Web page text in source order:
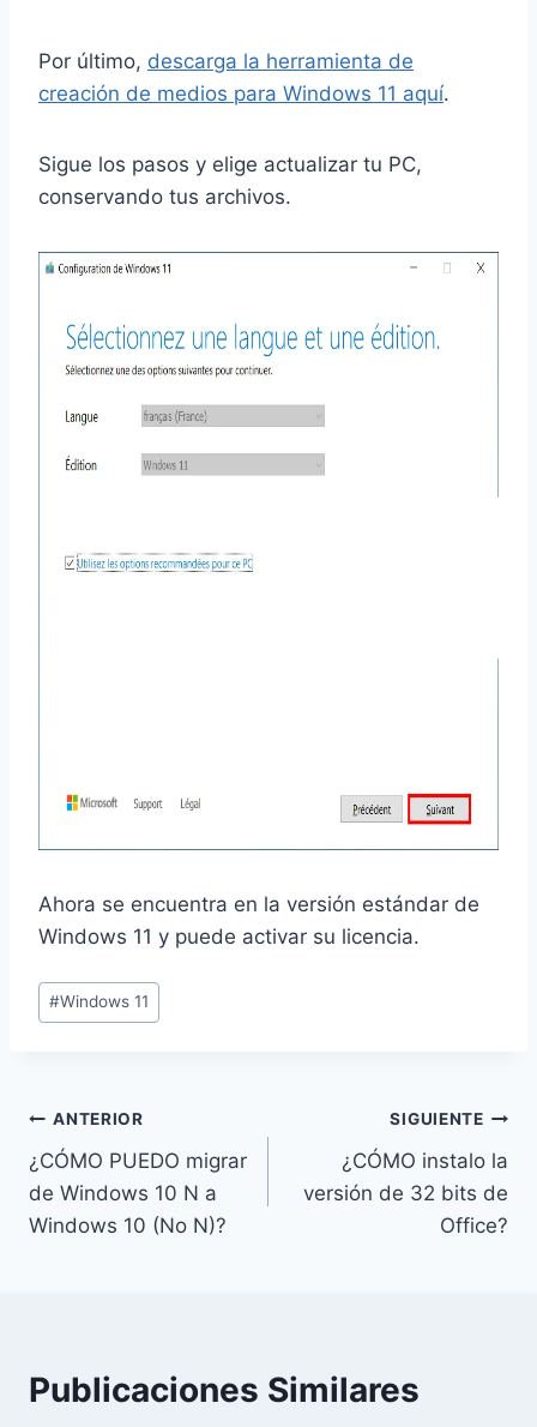
Por último, descarga la herramienta de
creación de medios para Windows 11 aquí.
Sigue los pasos y elige actualizar tu PC,
conservando tus archivos.
Ahora se encuentra en la versión estándar de
Windows 11 y puede activar su licencia.
Etiquetas
de
#Windows 11
Navegación
de
entradas
ANTERIOR
¿CÓMO PUEDO migrar
de Windows 10 N a
Windows 10 (No N)?
SIGUIENTE
¿CÓMO instalo la
versión de 32 bits de
Office?
Publicaciones Similares